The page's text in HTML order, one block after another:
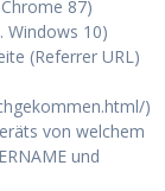
87)
Windows 10)
(Referrer URL)
)
von welchem
und